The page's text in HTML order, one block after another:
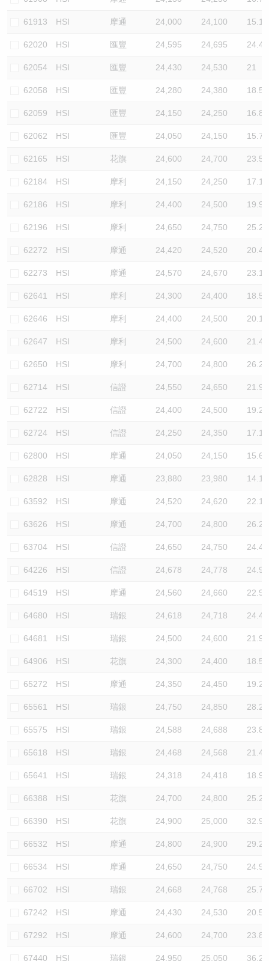
61913 HSI 摩通 24,000 24,100 15.1
62020 HSI 匯豐 24,595 24,695 24.4
62054 HSI 匯豐 24,430 24,530 21
62058 HSI 匯豐 24,280 24,380 18.5
62059 HSI 匯豐 24,150 24,250 16.8
62062 HSI 匯豐 24,050 24,150 15.7
62165 HSI 花旗 24,600 24,700 23.5
62184 HSI 摩利 24,150 24,250 17.1
62186 HSI 摩利 24,400 24,500 19.9
62196 HSI 摩利 24,650 24,750 25.2
62272 HSI 摩通 24,420 24,520 20.4
62273 HSI 摩通 24,570 24,670 23.1
62641 HSI 摩利 24,300 24,400 18.5
62646 HSI 摩利 24,400 24,500 20.1
62647 HSI 摩利 24,500 24,600 21.4
62650 HSI 摩利 24,700 24,800 26.2
62714 HSI 信證 24,550 24,650 21.9
62722 HSI 信證 24,400 24,500 19.2
62724 HSI 信證 24,250 24,350 17.1
62800 HSI 摩通 24,050 24,150 15.6
62828 HSI 摩通 23,880 23,980 14.1
63592 HSI 摩通 24,520 24,620 22.1
63626 HSI 摩通 24,700 24,800 26.2
63704 HSI 信證 24,650 24,750 24.4
64226 HSI 信證 24,678 24,778 24.9
64519 HSI 摩通 24,560 24,660 22.9
64680 HSI 瑞銀 24,618 24,718 24.4
64681 HSI 瑞銀 24,500 24,600 21.9
64906 HSI 花旗 24,300 24,400 18.5
65272 HSI 摩通 24,350 24,450 19.2
65561 HSI 瑞銀 24,750 24,850 28.2
65575 HSI 瑞銀 24,588 24,688 23.8
65618 HSI 瑞銀 24,468 24,568 21.4
65641 HSI 瑞銀 24,318 24,418 18.9
66388 HSI 花旗 24,700 24,800 25.2
66390 HSI 花旗 24,900 25,000 32.9
66532 HSI 摩通 24,800 24,900 29.2
66534 HSI 摩通 24,650 24,750 24.9
66702 HSI 瑞銀 24,668 24,768 25.7
67242 HSI 摩通 24,430 24,530 20.5
67292 HSI 摩通 24,600 24,700 23.8
67440 HSI 瑞銀 24,950 25,050 36.2